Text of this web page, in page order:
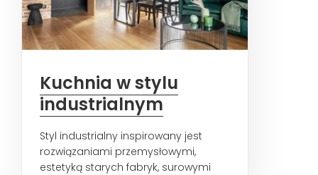
Kuchnia w stylu
industrialnym
Styl industrialny inspirowany jest
rozwiązaniami przemysłowymi,
estetyką starych fabryk, surowymi